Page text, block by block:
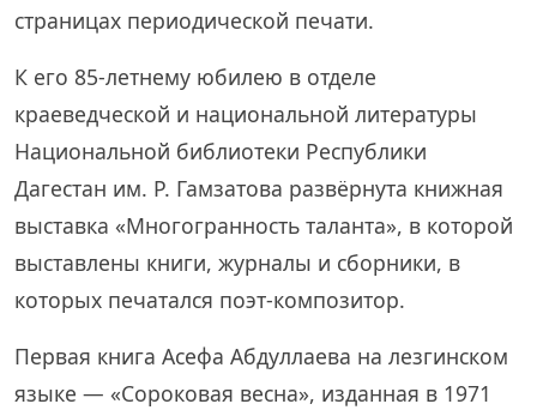
страницах периодической печати.
К его 85-летнему юбилею в отделе
краеведческой и национальной литературы
Национальной библиотеки Республики
Дагестан им. Р. Гамзатова развёрнута книжная
выставка «Многогранность таланта», в которой
выставлены книги, журналы и сборники, в
которых печатался поэт-композитор.
Первая книга Асефа Абдуллаева на лезгинском
языке — «Сороковая весна», изданная в 1971